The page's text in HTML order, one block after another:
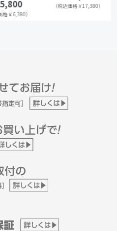
格￥6,380）
（税込価格￥17,380）